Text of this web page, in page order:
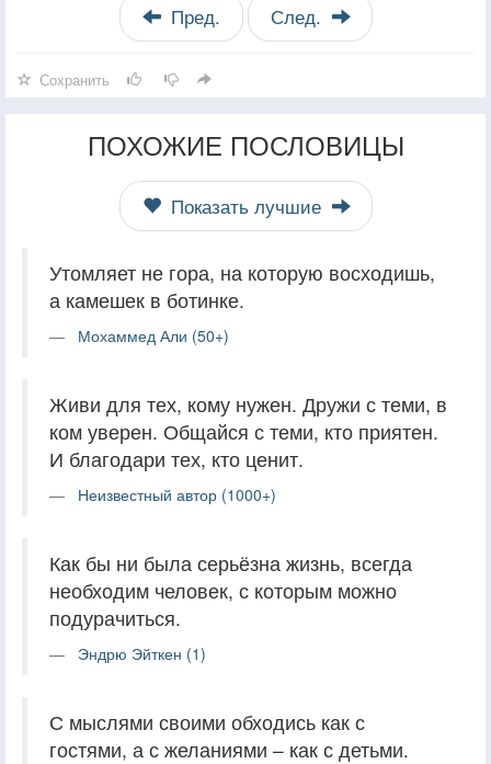
Пред. След.
Сохранить
ПОХОЖИЕ ПОСЛОВИЦЫ
Показать лучшие
Утомляет не гора, на которую восходишь,
а камешек в ботинке.
Мохаммед Али (50+)
Живи для тех, кому нужен. Дружи с теми, в
ком уверен. Общайся с теми, кто приятен.
И благодари тех, кто ценит.
Неизвестный автор (1000+)
Как бы ни была серьёзна жизнь, всегда
необходим человек, с которым можно
подурачиться.
Эндрю Эйткен (1)
С мыслями своими обходись как с
гостями, а с желаниями – как с детьми.